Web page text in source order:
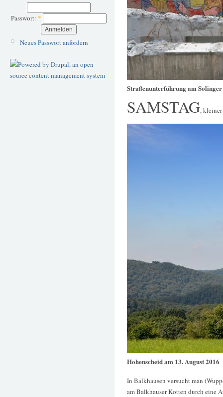
Passwort: *
Neues Passwort anfordern
Straßenunterführung am
SAMSTAG,
Hohenscheid am 13. August 2016
In Balkhausen versucht man
am Balkhauser Kotten durch eine